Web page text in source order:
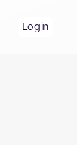
Login